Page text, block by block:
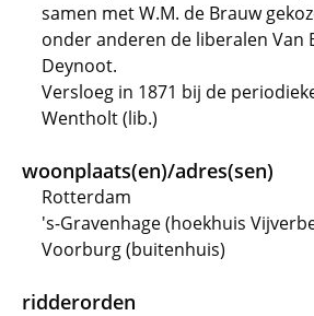
samen met W.M. de Brauw
onder anderen de liberalen Van
Deynoot.
Versloeg in 1871 bij de
Wentholt (lib.)
woonplaats(en)/adres(sen)
Rotterdam
's-Gravenhage (hoekhuis
Voorburg (buitenhuis)
ridderorden